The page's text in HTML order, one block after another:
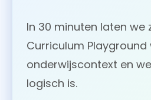
In 30 minuten laten we
Curriculum
onderwijscontext en
logisch is.